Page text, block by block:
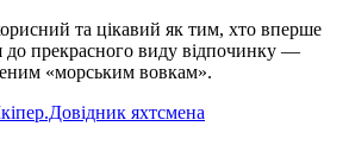
та цікавий як тим, хто вперше
до прекрасного виду відпочинку —
«морським вовкам».